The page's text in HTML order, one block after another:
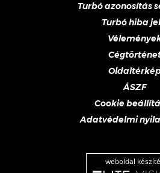
Turbó azonosítás
Turbó hiba
ÁSZF
Cookie
Adatvédelmi
weboldal